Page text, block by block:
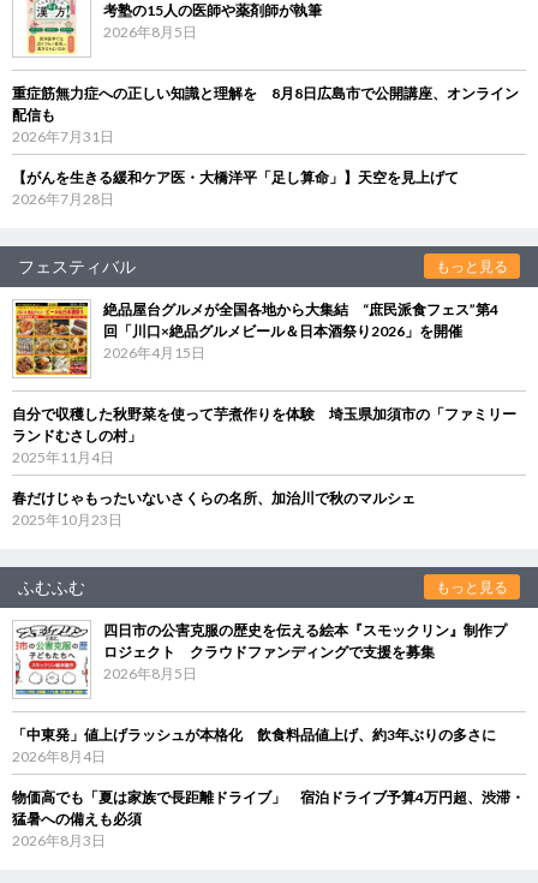
考塾の15人の医師や薬剤師が執筆
2026年8月5日
重症筋無力症への正しい知識と理解を 8月8日広島市で公開講座、オンライン
配信も
2026年7月31日
【がんを生きる緩和ケア医・大橋洋平「足し算命」】天空を見上げて
2026年7月28日
フェスティバル もっと見る
絶品屋台グルメが全国各地から大集結 “庶民派食フェス”第4
回「川口×絶品グルメビール＆日本酒祭り2026」を開催
2026年4月15日
自分で収穫した秋野菜を使って芋煮作りを体験 埼玉県加須市の「ファミリー
ランドむさしの村」
2025年11月4日
春だけじゃもったいないさくらの名所、加治川で秋のマルシェ
2025年10月23日
ふむふむ もっと見る
四日市の公害克服の歴史を伝える絵本『スモックリン』制作プ
ロジェクト クラウドファンディングで支援を募集
2026年8月5日
「中東発」値上げラッシュが本格化 飲食料品値上げ、約3年ぶりの多さに
2026年8月4日
物価高でも「夏は家族で長距離ドライブ」 宿泊ドライブ予算4万円超、渋滞・
猛暑への備えも必須
2026年8月3日